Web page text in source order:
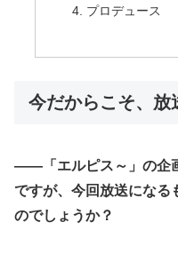
プロデュース
今だからこそ、放
――「エルピス～」の企
ですが、今回放送になる
のでしょうか？